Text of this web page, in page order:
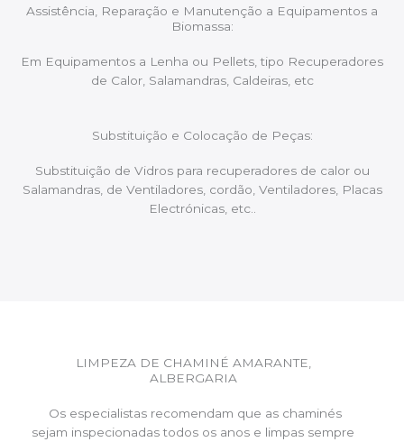
Assistência, Reparação e Manutenção a Equipamentos a
Biomassa:
Em Equipamentos a Lenha ou Pellets, tipo Recuperadores
de Calor, Salamandras, Caldeiras, etc
Substituição e Colocação de Peças:
Substituição de Vidros para recuperadores de calor ou
Salamandras, de Ventiladores, cordão, Ventiladores, Placas
Electrónicas, etc..
LIMPEZA DE CHAMINÉ AMARANTE,
ALBERGARIA
Os especialistas recomendam que as chaminés
sejam inspecionadas todos os anos e limpas sempre